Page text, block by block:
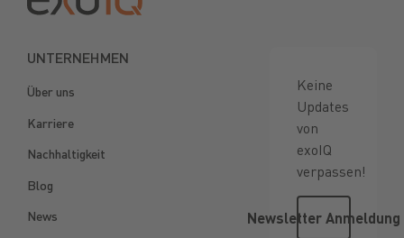
UNTERNEHMEN
Über uns
Karriere
Nachhaltigkeit
Blog
News
Keine
Updates
von
exoIQ
verpassen!
Newsletter
Newsletter Anmeldung